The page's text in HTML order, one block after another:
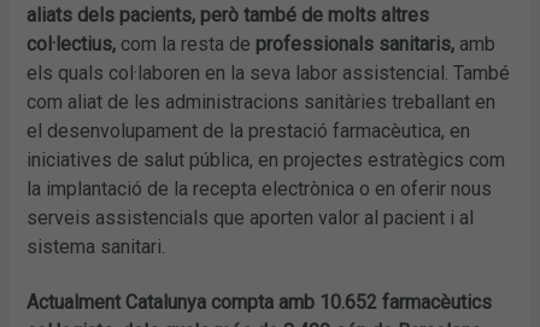
aliats dels pacients, però també de molts altres
col·lectius, com la resta de professionals sanitaris, amb
els quals col·laboren en la seva labor assistencial. També
com aliat de les administracions sanitàries treballant en
el desenvolupament de la prestació farmacèutica, en
iniciatives de salut pública, en projectes estratègics com
la implantació de la recepta electrònica o en oferir nous
serveis assistencials que aporten valor al pacient i al
sistema sanitari.
Actualment Catalunya compta amb 10.652 farmacèutics